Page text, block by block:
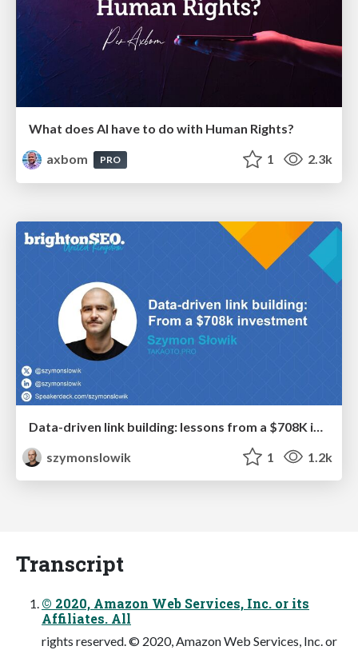
What does AI have to do with Human Rights?
axbom
PRO 1 2.3k
szymonslowik
1 1.2k
Transcript
© 2020, Amazon Web Services, Inc. or its
Affiliates. All
rights reserved. © 2020, Amazon Web Services, Inc. or